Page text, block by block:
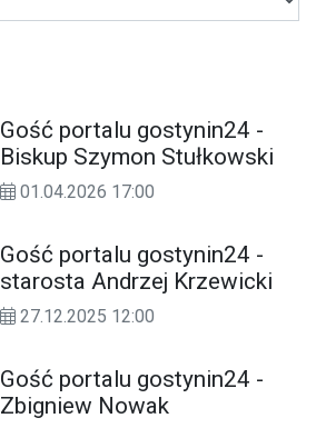
Gość portalu gostynin24 -
Biskup Szymon Stułkowski
01.04.2026 17:00
Gość portalu gostynin24 -
starosta Andrzej Krzewicki
27.12.2025 12:00
Gość portalu gostynin24 -
Zbigniew Nowak